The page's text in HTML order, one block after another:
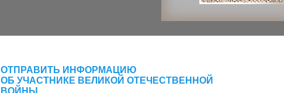
ОТПРАВИТЬ ИНФОРМАЦИЮ
ОБ УЧАСТНИКЕ ВЕЛИКОЙ ОТЕЧЕСТВЕННОЙ
ВОЙНЫ